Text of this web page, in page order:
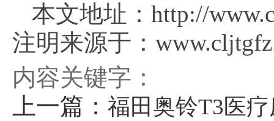
本文地址：http://
注明来源于：
内容关键字：
上一篇： 福田奥铃T3医